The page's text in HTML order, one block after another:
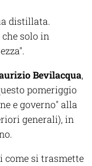
distillata.
solo in
Bevilacqua,
pomeriggio
e governo" alla
generali), in
come si trasmette